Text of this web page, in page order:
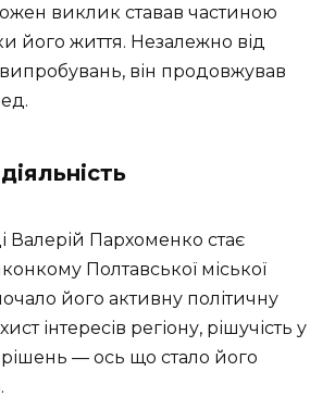
виклик ставав частиною
його життя. Незалежно від
він продовжував
Валерій Пархоменко стає
Полтавської міської
його активну політичну
інтересів регіону, рішучість у
рішень — ось що стало його